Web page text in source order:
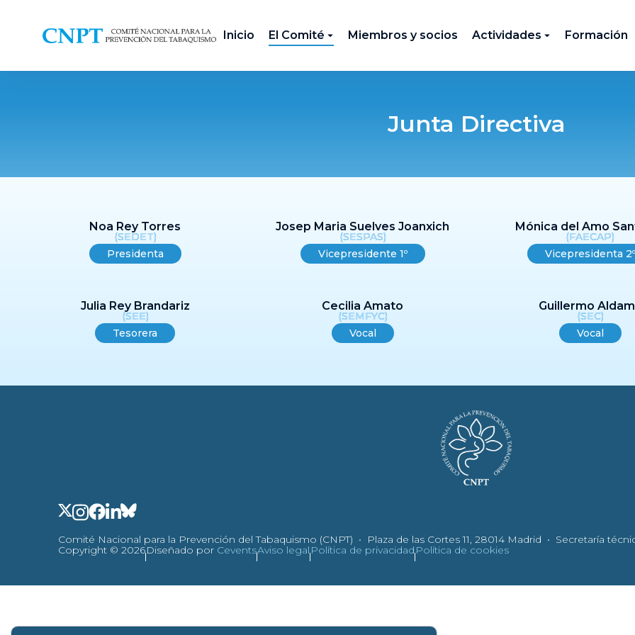
Inicio El Comité Miembros y socios Actividades Formación
Junta Directiva
Noa Rey Torres
(SEDET)
Presidenta
Josep Maria Suelves Joanxich
(SESPAS)
Vicepresidente 1º
Mónica del Amo
(FAECAP)
Vicepresidenta 2º
Julia Rey Brandariz
(SEE)
Tesorera
Cecilia Amato
(SEMFYC)
Vocal
Guillermo
(SEC)
Vocal
Comité Nacional para la Prevención del Tabaquismo (CNPT) • Plaza de las Cortes 11, 28014 Madrid • Secretaría
Copyright © 2026Diseñado por CeventsAviso legal Política de privacidad Política de cookies